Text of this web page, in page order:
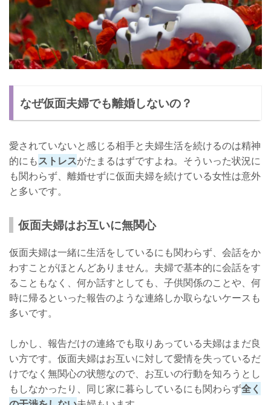
なぜ仮面夫婦でも離婚しないの？
愛されていないと感じる相手と夫婦生活を続けるのは精神
的にもストレスがたまるはずですよね。そういった状況に
も関わらず、離婚せずに仮面夫婦を続けている女性は意外
と多いです。
仮面夫婦はお互いに無関心
仮面夫婦は一緒に生活をしているにも関わらず、会話をか
わすことがほとんどありません。夫婦で基本的に会話をす
ることもなく、何か話すとしても、子供関係のことや、何
時に帰るといった報告のような連絡しか取らないケースも
多いです。
しかし、報告だけの連絡でも取りあっている夫婦はまだ良
い方です。仮面夫婦はお互いに対して愛情を失っているだ
けでなく無関心の状態なので、お互いの行動を知ろうとし
もしなかったり、同じ家に暮らしているにも関わらず全く